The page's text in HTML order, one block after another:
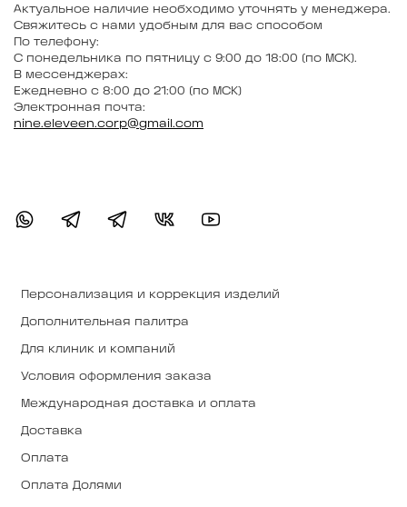
Персонализация и коррекция изделий
Дополнительная палитра
Для клиник и компаний
Условия оформления заказа
Международная доставка и оплата
Доставка
Оплата
Оплата Долями
Актуальное наличие необходимо уточнять у менеджера.
Свяжитесь с нами удобным для вас способом
По телефону:
С понедельника по пятницу с 9:00 до 18:00 (по МСК).
В мессенджерах:
Ежедневно с 8:00 до 21:00 (по МСК)
Электронная почта:
nine.eleveen.corp@gmail.com